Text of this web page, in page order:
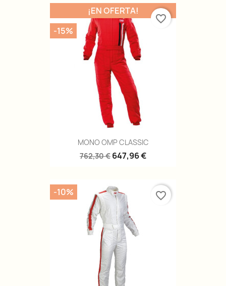
MONO OMP CLASSIC
762,30 € 647,96 €
¡EN OFERTA!
-15%
favorite_border
-10% favorite_border